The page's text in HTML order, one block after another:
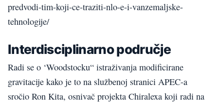
predvodi-tim-koji-ce-traziti-nlo-e-i-vanzemaljske-
tehnologije/
Interdisciplinarno područje
Radi se o ‘Woodstocku“ istraživanja modificirane
gravitacije kako je to na službenoj stranici APEC-a
sročio Ron Kita, osnivač projekta Chiralexa koji radi na